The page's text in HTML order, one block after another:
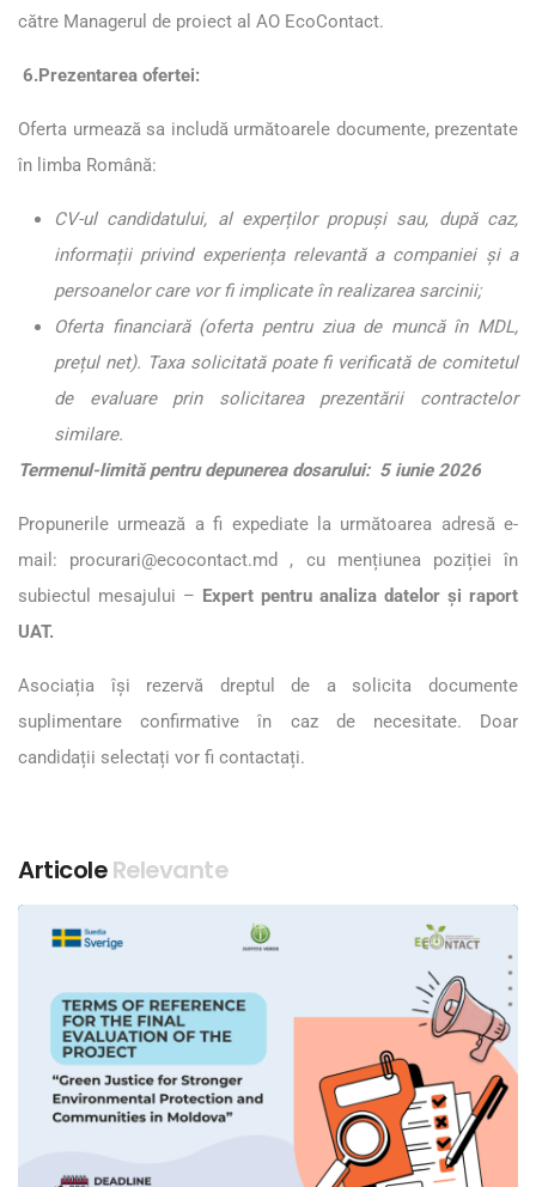
către Managerul de proiect al AO EcoContact.
6.Prezentarea ofertei:
Oferta urmează sa includă următoarele documente, prezentate
în limba Română:
CV-ul candidatului, al experților propuși sau, după caz,
informații privind experiența relevantă a companiei și a
persoanelor care vor fi implicate în realizarea sarcinii;
Oferta financiară (oferta pentru ziua de muncă în MDL,
prețul net). Taxa solicitată poate fi verificată de comitetul
de evaluare prin solicitarea prezentării contractelor
similare.
Termenul-limită pentru depunerea dosarului: 5 iunie 2026
Propunerile urmează a fi expediate la următoarea adresă e-
mail: procurari@ecocontact.md
, cu mențiunea poziției în
subiectul mesajului – Expert pentru analiza datelor și raport
UAT.
Asociația își rezervă dreptul de a solicita documente
suplimentare confirmative în caz de necesitate. Doar
candidații selectați vor fi contactați.
ArticoleRelevante